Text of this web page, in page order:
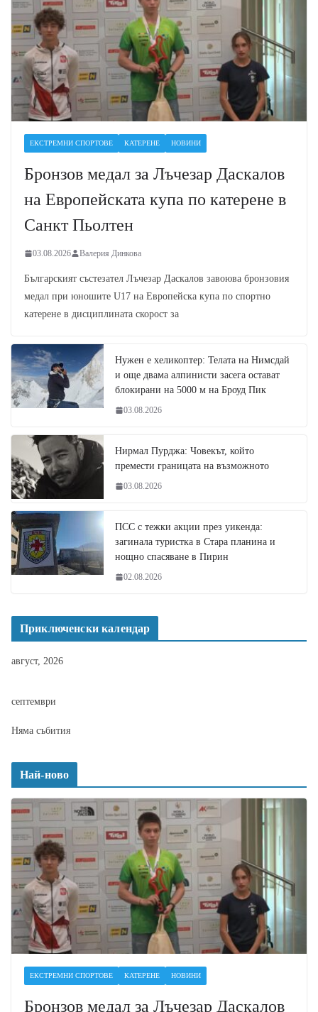
ЕКСТРЕМНИ СПОРТОВЕ КАТЕРЕНЕ НОВИНИ
Бронзов медал за Лъчезар Даскалов
на Европейската купа по катерене в
Санкт Пьолтен
03.08.2026 Валерия Динкова
Българският състезател Лъчезар Даскалов завоюва бронзовия
медал при юношите U17 на Европейска купа по спортно
катерене в дисциплината скорост за
Нужен е хеликоптер: Телата на Нимсдай
и още двама алпинисти засега остават
блокирани на 5000 м на Броуд Пик
03.08.2026
Нирмал Пурджа: Човекът, който
премести границата на възможното
03.08.2026
ПСС с тежки акции през уикенда:
загинала туристка в Стара планина и
нощно спасяване в Пирин
02.08.2026
Приключенски календар
август, 2026
септември
Няма събития
Най-ново
ЕКСТРЕМНИ СПОРТОВЕ КАТЕРЕНЕ НОВИНИ
Бронзов медал за Лъчезар Даскалов